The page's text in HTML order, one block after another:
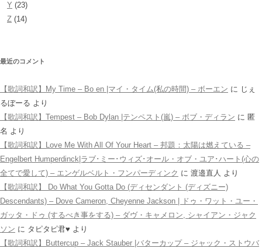
Y (23)
Z (14)
最近のコメント
【歌詞和訳】My Time – Bo en |マイ・タイム(私の時間) – ボーエン に じぇ
るぼーる より
【歌詞和訳】Tempest – Bob Dylan |テンペスト(嵐) – ボブ・ディラン に 匿
名 より
【歌詞和訳】Love Me With All Of Your Heart – 邦題：太陽は燃えている –
Engelbert Humperdinck|ラブ･ミー･ウィズ･オール・オブ・ユア･ハート(心の
全てで愛して) – エンゲルベルト・フンパーディンク に 渡邉直人 より
【歌詞和訳】 Do What You Gotta Do (ディセンダント (ディズニー)
Descendants) – Dove Cameron, Cheyenne Jackson | ドゥ・ワット・ユー・
ガッタ・ドゥ (するべき事をする) – ダヴ・キャメロン, シャイアン・ジャク
ソン に タピタピ君♥️ より
【歌詞和訳】Buttercup – Jack Stauber |バターカップ – ジャック・ストウバ